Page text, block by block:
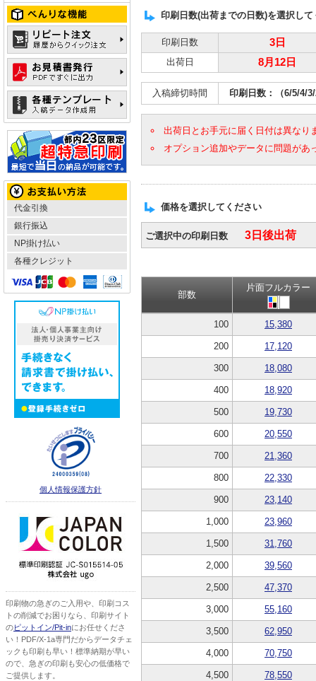
代金引換
銀行振込
NP掛け払い
各種クレジット
個人情報保護方針
印刷物の急ぎのご入用や、印刷コス
トの削減でお困りなら、印刷サイト
のピットイン/Pit-inにお任せくださ
い！PDF/X-1a専門だからデータチェ
ックも印刷も早い！標準納期が早い
ので、急ぎの印刷も安心の低価格で
ご提供します。
印刷日数(出荷までの日数)を選択して
印刷日数 3日
出荷日 8月12日
入稿締切時間 印刷日数：（6/5/4/
出荷日とお手元に届く日付は異なり
オプション追加やデータに問題があ
価格を選択してください
ご選択中の印刷日数 3日後出荷
部数
片面フルカラー
100 15,380
200 17,120
300 18,080
400 18,920
500 19,730
600 20,550
700 21,360
800 22,330
900 23,140
1,000 23,960
1,500 31,760
2,000 39,560
2,500 47,370
3,000 55,160
3,500 62,950
4,000 70,750
4,500 78,550